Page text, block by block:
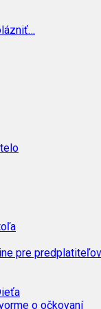
pre predplatiteľov
o očkovaní